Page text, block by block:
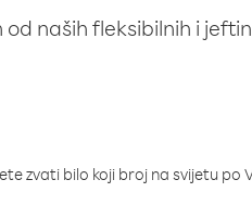
naših fleksibilnih i
zvati bilo koji broj na svijetu po